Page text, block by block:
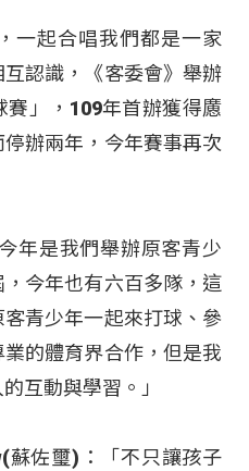
一起合唱我們都是一家
認識，《客委會》舉辦
賽」，109年首辦獲得懬
辦兩年，今年賽事再次
年是我們舉辦原客青少
今年也有六百多隊，這
青少年一起來打球、參
的體育界合作，但是我
互動與學習。」
蘇佐璽)：「不只讓孩子